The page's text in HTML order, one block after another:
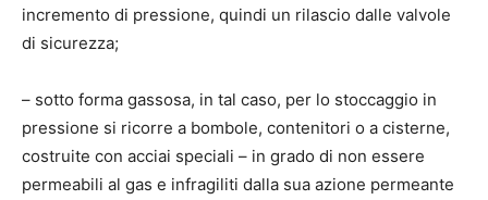
incremento di pressione, quindi un rilascio dalle valvole
di sicurezza;
– sotto forma gassosa, in tal caso, per lo stoccaggio in
pressione si ricorre a bombole, contenitori o a cisterne,
costruite con acciai speciali – in grado di non essere
permeabili al gas e infragiliti dalla sua azione permeante